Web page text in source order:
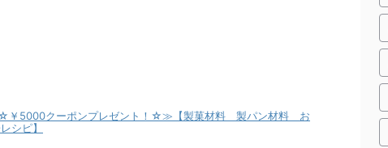
￥5000クーポンプレゼント！☆≫【製菓材料 製パン材料 お
シピ】